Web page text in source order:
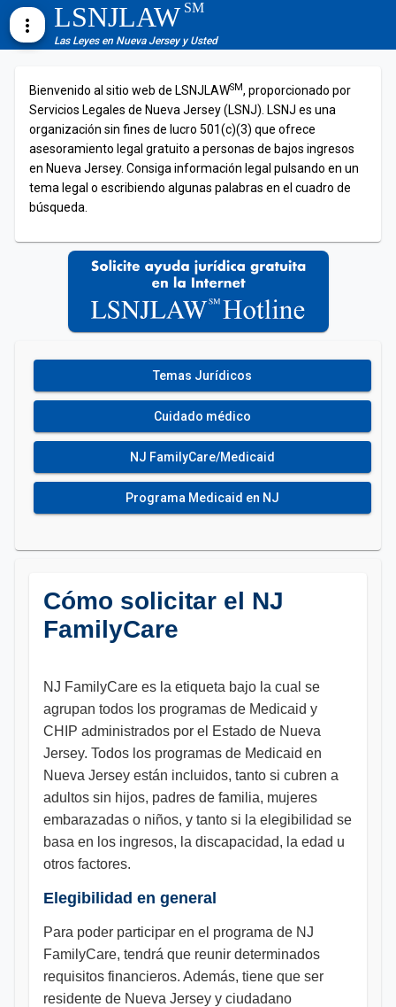
more_vert LSNJLAWSM
Las Leyes en Nueva Jersey y Usted
Bienvenido al sitio web de LSNJLAWSM, proporcionado por
Servicios Legales de Nueva Jersey (LSNJ). LSNJ es una
organización sin fines de lucro 501(c)(3) que ofrece
asesoramiento legal gratuito a personas de bajos ingresos
en Nueva Jersey. Consiga información legal pulsando en un
tema legal o escribiendo algunas palabras en el cuadro de
búsqueda.
Temas Jurídicos
Cuidado médico
NJ FamilyCare/Medicaid
Programa Medicaid en NJ
Cómo solicitar el NJ
FamilyCare
NJ FamilyCare es la etiqueta bajo la cual se
agrupan todos los programas de Medicaid y
CHIP administrados por el Estado de Nueva
Jersey. Todos los programas de Medicaid en
Nueva Jersey están incluidos, tanto si cubren a
adultos sin hijos, padres de familia, mujeres
embarazadas o niños, y tanto si la elegibilidad se
basa en los ingresos, la discapacidad, la edad u
otros factores.
Elegibilidad en general
Para poder participar en el programa de NJ
FamilyCare, tendrá que reunir determinados
requisitos financieros. Además, tiene que ser
residente de Nueva Jersey y ciudadano